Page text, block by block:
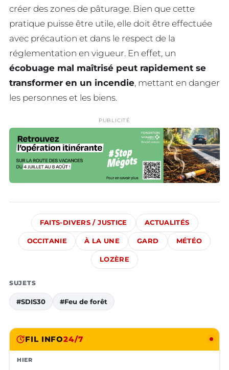
créer des zones de pâturage. Bien que cette
pratique puisse être utile, elle doit être effectuée
avec précaution et dans le respect de la
réglementation en vigueur. En effet, un
écobuage mal maîtrisé peut rapidement se
transformer en un incendie, mettant en danger
les personnes et les biens.
PUBLICITÉ
FAITS-DIVERS / JUSTICE ACTUALITÉS
OCCITANIE À LA UNE GARD MÉTÉO
LOZÈRE
SUJETS
#SDIS30 #Feu de forêt
FIL INFO24/7
HIER